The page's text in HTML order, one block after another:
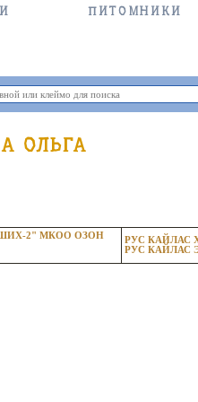
ПИТОМНИКИ
ОЛЬГА
2" МКОО ОЗОН
РУС КАЙЛАС
РУС КАЙЛАС